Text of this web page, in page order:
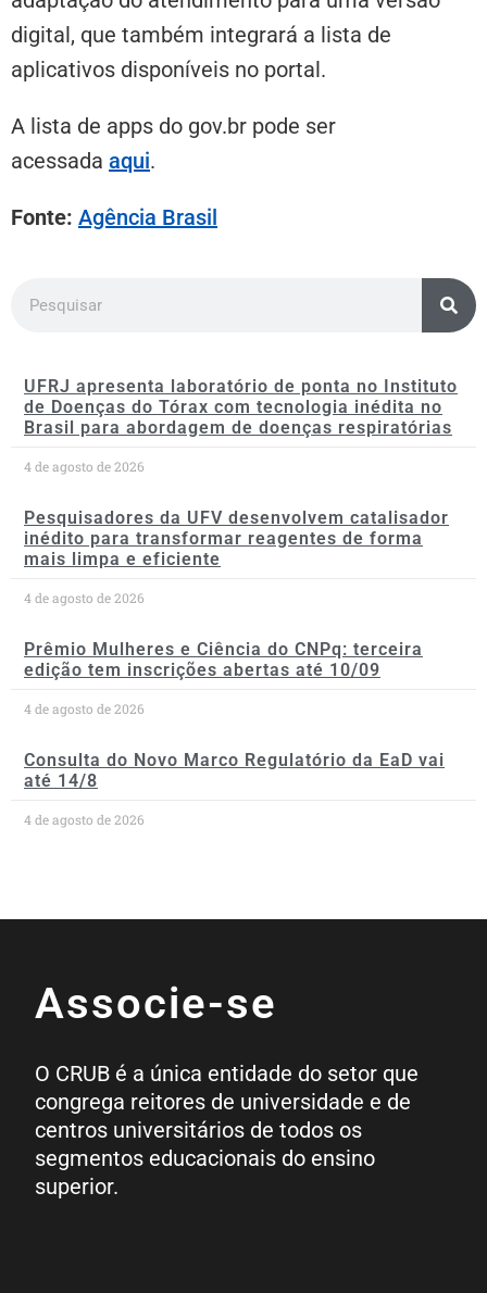
digital, que também integrará a lista de
aplicativos disponíveis no portal.
A lista de apps do gov.br pode ser
acessada aqui.
Fonte: Agência Brasil
UFRJ apresenta laboratório de ponta no Instituto
de Doenças do Tórax com tecnologia inédita no
Brasil para abordagem de doenças respiratórias
4 de agosto de 2026
Pesquisadores da UFV desenvolvem catalisador
inédito para transformar reagentes de forma
mais limpa e eficiente
4 de agosto de 2026
Prêmio Mulheres e Ciência do CNPq: terceira
edição tem inscrições abertas até 10/09
4 de agosto de 2026
Consulta do Novo Marco Regulatório da EaD vai
até 14/8
4 de agosto de 2026
Associe-se
O CRUB é a única entidade do setor que
congrega reitores de universidade e de
centros universitários de todos os
segmentos educacionais do ensino
superior.